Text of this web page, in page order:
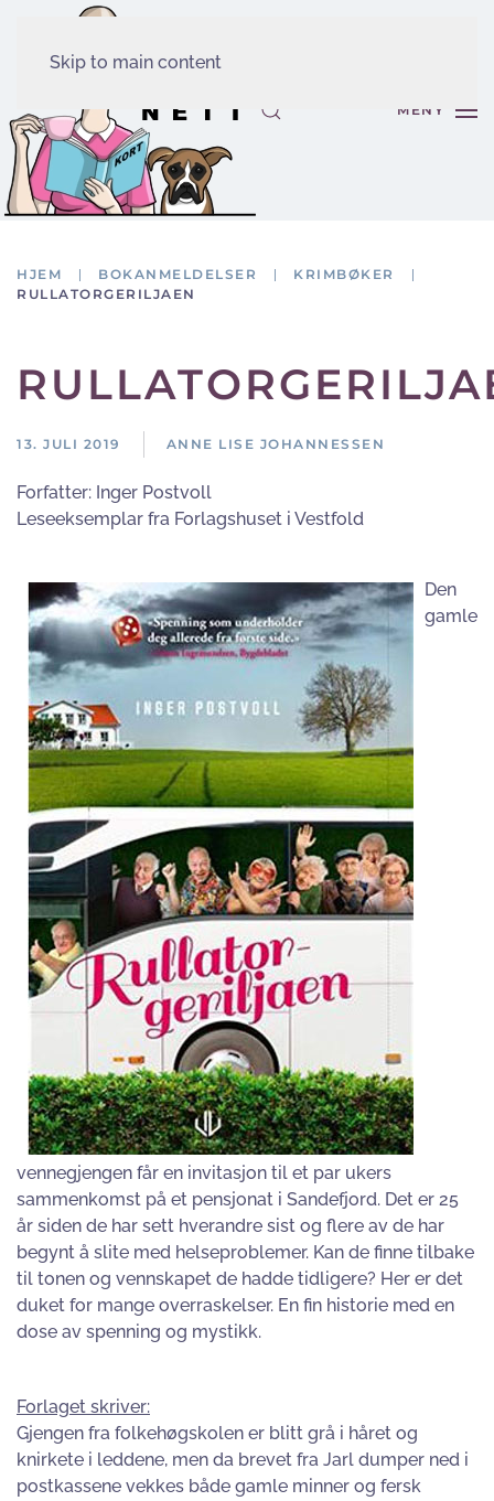
Skip to main content
MENY
HJEM BOKANMELDELSER
KRIMBØKER
RULLATORGERILJAEN
13. JULI 2019 ANNE LISE JOHANNESSEN
Forfatter: Inger Postvoll
Leseeksemplar fra Forlagshuset i Vestfold
Den
gamle
vennegjengen får en invitasjon til et par ukers
sammenkomst på et pensjonat i Sandefjord. Det er 25
år siden de har sett hverandre sist og flere av de har
begynt å slite med helseproblemer. Kan de finne tilbake
til tonen og vennskapet de hadde tidligere? Her er det
duket for mange overraskelser. En fin historie med en
dose av spenning og mystikk.
Forlaget skriver:
Gjengen fra folkehøgskolen er blitt grå i håret og
knirkete i leddene, men da brevet fra Jarl dumper ned i
postkassene vekkes både gamle minner og fersk